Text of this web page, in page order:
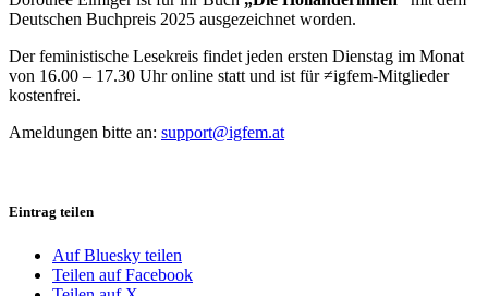
Deutschen Buchpreis 2025 ausgezeichnet worden.
Der feministische Lesekreis findet jeden ersten Dienstag im Monat
von 16.00 – 17.30 Uhr online statt und ist für ≠igfem-Mitglieder
kostenfrei.
Ameldungen bitte an: support@igfem.at
Eintrag teilen
Auf Bluesky teilen
Teilen auf Facebook